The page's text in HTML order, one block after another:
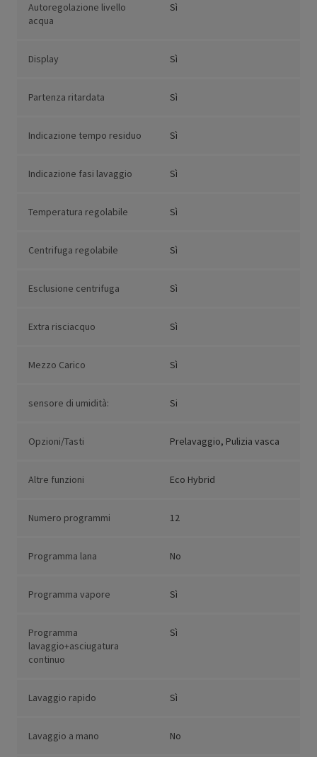
Autoregolazione livello
acqua
Sì
Display Sì
Partenza ritardata Sì
Indicazione tempo residuo Sì
Indicazione fasi lavaggio Sì
Temperatura regolabile Sì
Centrifuga regolabile Sì
Esclusione centrifuga Sì
Extra risciacquo Sì
Mezzo Carico Sì
sensore di umidità: Si
Opzioni/Tasti Prelavaggio, Pulizia vasca
Altre funzioni Eco Hybrid
Numero programmi 12
Programma lana No
Programma vapore Sì
Programma
lavaggio+asciugatura
continuo
Sì
Lavaggio rapido Sì
Lavaggio a mano No